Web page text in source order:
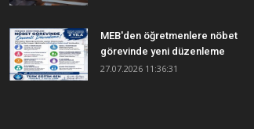
MEB'den öğretmenlere nöbet
görevinde yeni düzenleme
27.07.2026 11:36:31